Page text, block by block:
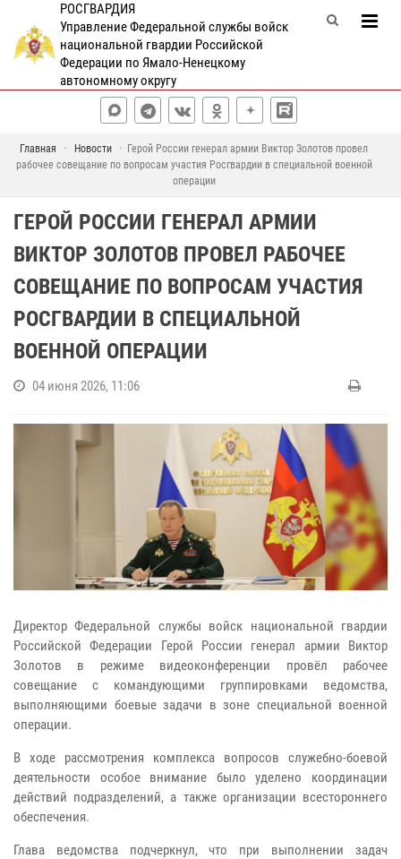
РОСГВАРДИЯ
Управление Федеральной службы войск
национальной гвардии Российской
Федерации по Ямало-Ненецкому
автономному округу
Главная Новости
Герой России генерал армии Виктор Золотов провел
рабочее совещание по вопросам участия Росгвардии в специальной военной
операции
ГЕРОЙ РОССИИ ГЕНЕРАЛ АРМИИ
ВИКТОР ЗОЛОТОВ ПРОВЕЛ РАБОЧЕЕ
СОВЕЩАНИЕ ПО ВОПРОСАМ УЧАСТИЯ
РОСГВАРДИИ В СПЕЦИАЛЬНОЙ
ВОЕННОЙ ОПЕРАЦИИ
04 июня 2026, 11:06
Директор Федеральной службы войск национальной гвардии
Российской Федерации Герой России генерал армии Виктор
Золотов в режиме видеоконференции провёл рабочее
совещание с командующими группировками ведомства,
выполняющими боевые задачи в зоне специальной военной
операции.
В ходе рассмотрения комплекса вопросов служебно-боевой
деятельности особое внимание было уделено координации
действий подразделений, а также организации всестороннего
обеспечения.
Глава ведомства подчеркнул, что при выполнении задач